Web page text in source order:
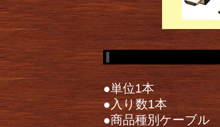
●単位1本
●入り数1本
●商品種別ケーブル